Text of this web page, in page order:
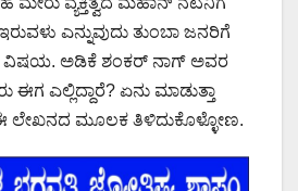
ಎನ್ನುವುದು ತುಂಬಾ ಜನರಿಗೆ
ಅಡಿಕೆ ಶಂಕರ್ ನಾಗ್ ಅವರ
ಎಲ್ಲಿದ್ದಾರೆ? ಏನು ಮಾಡುತ್ತಾ
ಈ ಲೇಖನದ ಮೂಲಕ ತಿಳಿದುಕೊಳ್ಳೋಣ.